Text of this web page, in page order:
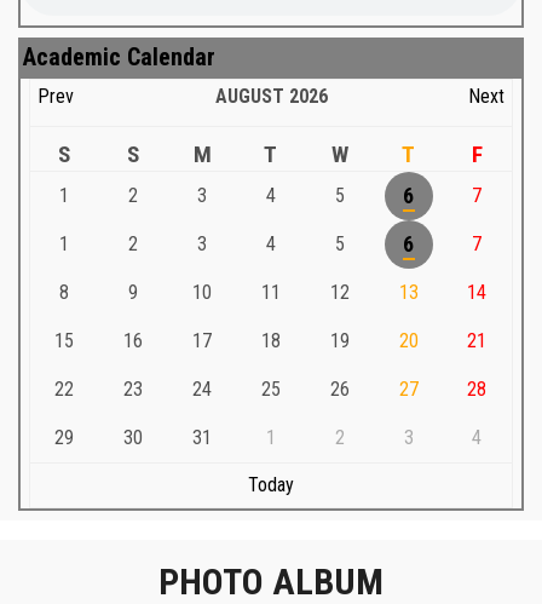
Academic Calendar
Prev AUGUST 2026 Next
S S M T W T F
1 2 3 4 5 6 7
1 2 3 4 5 6 7
8 9 10 11 12 13 14
15 16 17 18 19 20 21
22 23 24 25 26 27 28
29 30 31 1 2 3 4
Today
PHOTO ALBUM